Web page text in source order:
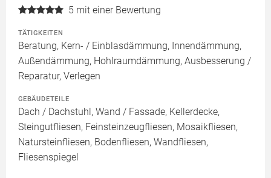
5 mit einer Bewertung
TÄTIGKEITEN
Beratung, Kern- / Einblasdämmung, Innendämmung,
Außendämmung, Hohlraumdämmung, Ausbesserung /
Reparatur, Verlegen
GEBÄUDETEILE
Dach / Dachstuhl, Wand / Fassade, Kellerdecke,
Steingutfliesen, Feinsteinzeugfliesen, Mosaikfliesen,
Natursteinfliesen, Bodenfliesen, Wandfliesen,
Fliesenspiegel